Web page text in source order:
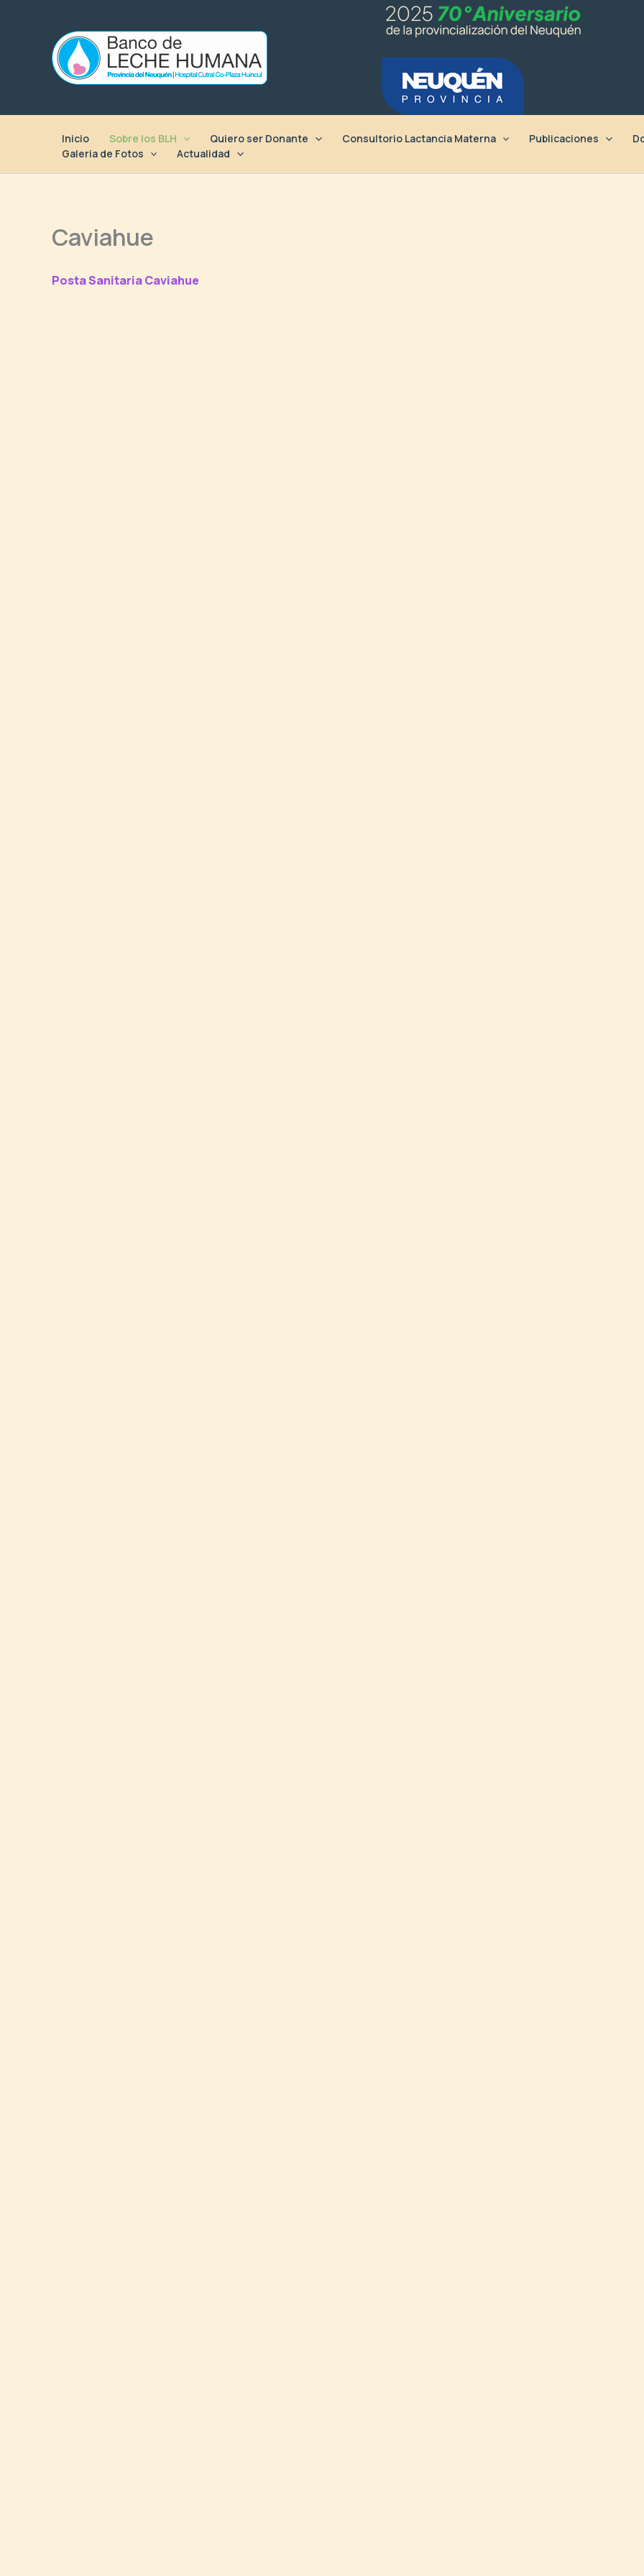
contenido
Inicio Sobre los BLH Quiero ser Donante Consultorio Lactancia Materna Publicaciones
Galeria de Fotos
Actualidad
Caviahue
Posta SanitariaCaviahue